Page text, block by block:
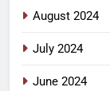
August 2024
July 2024
June 2024